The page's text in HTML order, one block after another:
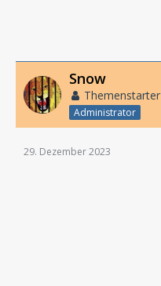
Snow
Themenstarter
Administrator
29. Dezember 2023